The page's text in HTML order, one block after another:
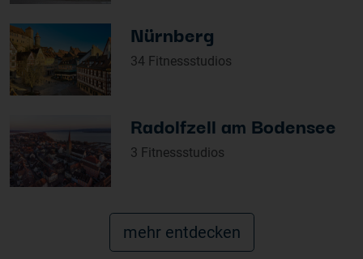
Nürnberg
34 Fitnessstudios
Radolfzell am Bodensee
3 Fitnessstudios
mehr entdecken